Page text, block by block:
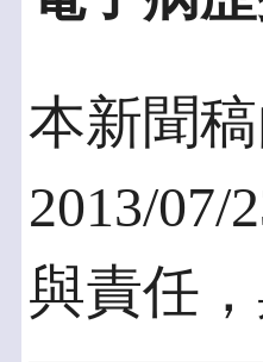
本新聞
2013/
與責任